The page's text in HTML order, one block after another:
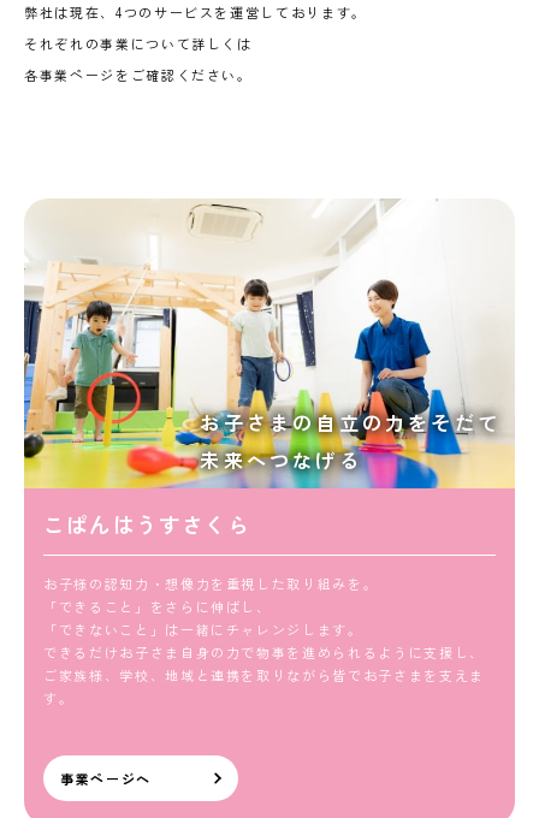
弊社は現在、4つのサービスを運営しております。
それぞれの事業について詳しくは
各事業ページをご確認ください。
お子さまの自立の力をそだて
未来へつなげる
こぱんはうすさくら
お子様の認知力・想像力を重視した取り組みを。
「できること」をさらに伸ばし、
「できないこと」は一緒にチャレンジします。
できるだけお子さま自身の力で物事を進められるように支援し、
ご家族様、学校、地域と連携を取りながら皆でお子さまを支えま
す。
事業ページへ